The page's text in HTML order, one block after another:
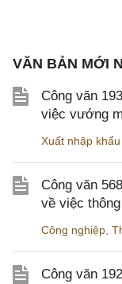
VĂN BẢN MỚI
Công văn
việc vướng
Xuất nhập khẩu
Công văn
về việc
Công nghiệp
Công văn